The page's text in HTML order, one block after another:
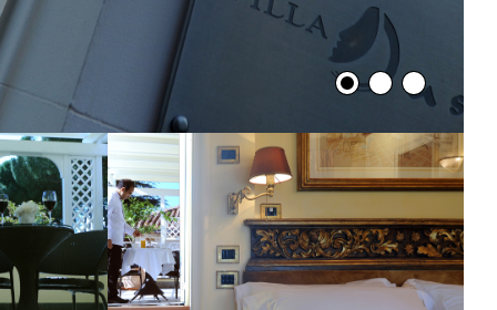
Legge 675/96 che,
ha diritto: a) di conoscere,
di dati che possono
di ottenere a cura del
che lo riguardano, anche
origine, nonchè della
di giustificati motivi,
o il blocco dei dati
agli scopi per i quali i
qualora vi abbia interesse,
a conoscenza, anche